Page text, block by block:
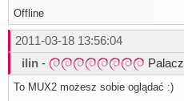
618000: (time: 01:19)
626000: (time: 01:22)
642000: (time: 01:27)
650000: (time: 01:29)
658000: (time: 01:32)
666000: (time: 01:34)
Offline
2011-03-18 13:56:04
ilin - Palacz
To MUX2 możesz sobie oglądać :)